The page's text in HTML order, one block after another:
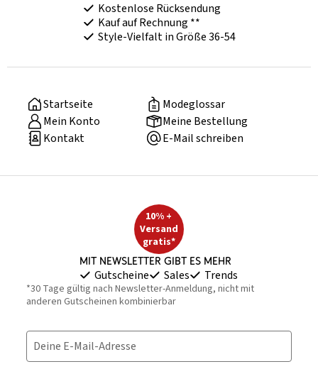
Kostenlose Rücksendung
Kauf auf Rechnung **
Style-Vielfalt in Größe 36-54
Startseite
Modeglossar
Mein Konto
Meine Bestellung
Kontakt
E-Mail schreiben
10% +
Versand
gratis*
Mit Newsletter gibt es mehr
Gutscheine Sales Trends
*30 Tage gültig nach Newsletter-Anmeldung, nicht mit
anderen Gutscheinen kombinierbar
Deine E-Mail-Adresse